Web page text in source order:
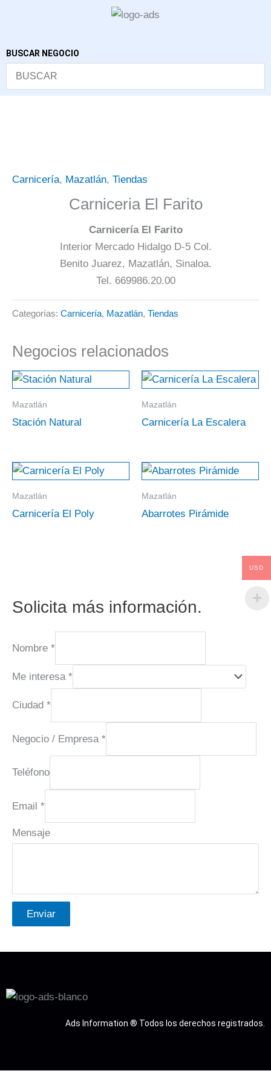
BUSCAR NEGOCIO
Carnicería, Mazatlán, Tiendas
Carniceria El Farito
Carnicería El Farito
Interior Mercado Hidalgo D-5 Col.
Benito Juarez, Mazatlán, Sinaloa.
Tel. 669986.20.00
Categorías: Carnicería, Mazatlán, Tiendas
Negocios relacionados
Mazatlán
Stación Natural
Mazatlán
Carnicería La Escalera
Mazatlán
Carnicería El Poly
Mazatlán
Abarrotes Pirámide
Solicita más información.
Nombre *
Me interesa *
Ciudad *
Negocio / Empresa *
Teléfono
Email *
Mensaje
Enviar
Ads Information ® Todos los derechos registrados.
USD